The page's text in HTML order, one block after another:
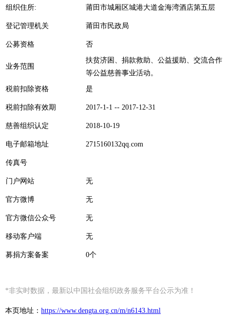
组织住所: 莆田市城厢区城港大道金海湾酒店第五层
登记管理机关 莆田市民政局
公募资格 否
业务范围
扶贫济困、捐款救助、公益援助、交流合作
等公益慈善事业活动。
税前扣除资格 是
税前扣除有效期 2017-1-1 -- 2017-12-31
慈善组织认定 2018-10-19
电子邮箱地址 2715160132qq.com
传真号
门户网站 无
官方微博 无
官方微信公众号 无
移动客户端 无
募捐方案备案 0个
*非实时数据，最新以中国社会组织政务服务平台公示为准！
本页地址： https://www.dengta.org.cn/m/n6143.html